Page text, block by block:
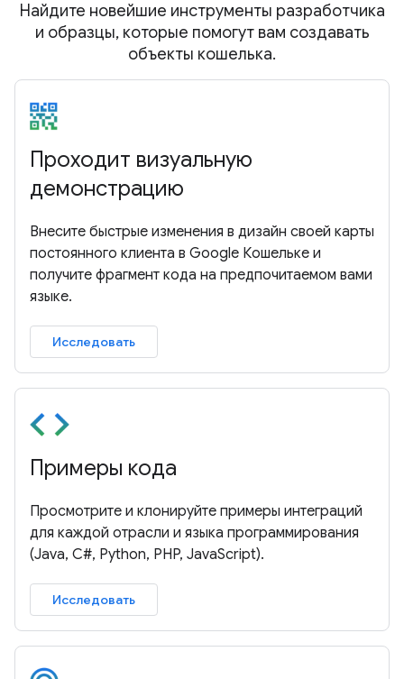
Найдите новейшие инструменты разработчика
и образцы, которые помогут вам создавать
объекты кошелька.
Проходит визуальную
демонстрацию
Внесите быстрые изменения в дизайн своей карты
постоянного клиента в Google Кошельке и
получите фрагмент кода на предпочитаемом вами
языке.
Исследовать
Примеры кода
Просмотрите и клонируйте примеры интеграций
для каждой отрасли и языка программирования
(Java, C#, Python, PHP, JavaScript).
Исследовать